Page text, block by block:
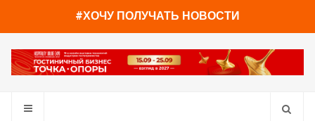
#ХОЧУ ПОЛУЧАТЬ НОВОСТИ